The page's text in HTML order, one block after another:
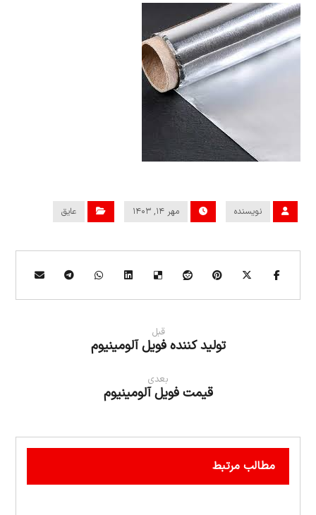
نویسنده مهر ۱۴, ۱۴۰۳ عایق
قبل
تولید کننده فویل آلومینیوم
بعدی
قیمت فویل آلومینیوم
مطالب مرتبط